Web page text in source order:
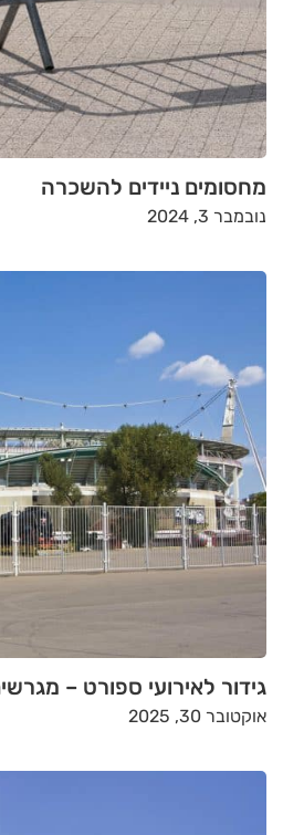
מחסומים ניידים להשכרה
נובמבר 3, 2024
גידור לאירועי ספורט –
אוקטובר 30, 2025